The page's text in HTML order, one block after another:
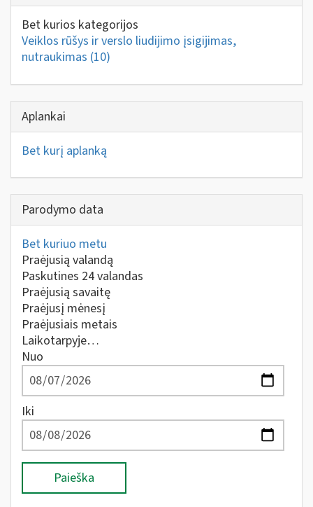
Bet kurios kategorijos
Veiklos rūšys ir verslo liudijimo įsigijimas,
nutraukimas (10)
Aplankai
Bet kurį aplanką
Parodymo data
Bet kuriuo metu
Praėjusią valandą
Paskutines 24 valandas
Praėjusią savaitę
Praėjusį mėnesį
Praėjusiais metais
Laikotarpyje…
Nuo
Iki
Paieška